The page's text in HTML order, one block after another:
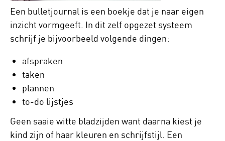
Een bulletjournal is een boekje dat je naar eigen
inzicht vormgeeft. In dit zelf opgezet systeem
schrijf je bijvoorbeeld volgende dingen:
afspraken
taken
plannen
to-do lijstjes
Geen saaie witte bladzijden want daarna kiest je
kind zijn of haar kleuren en schrijfstijl. Een